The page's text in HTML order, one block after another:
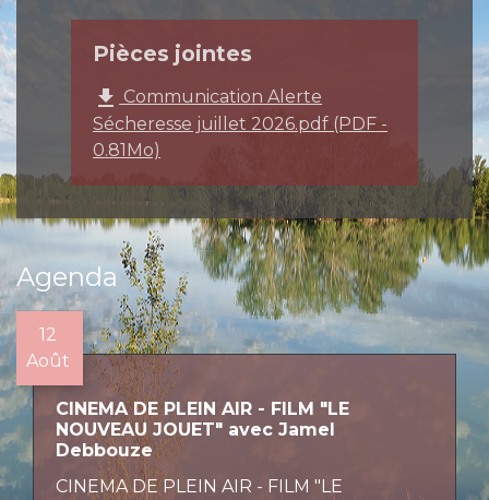
Pièces jointes
file_download Communication Alerte
Sécheresse juillet 2026.pdf (PDF -
0.81Mo)
Agenda
12
Août
CINEMA DE PLEIN AIR - FILM "LE
NOUVEAU JOUET" avec Jamel
Debbouze
CINEMA DE PLEIN AIR - FILM "LE